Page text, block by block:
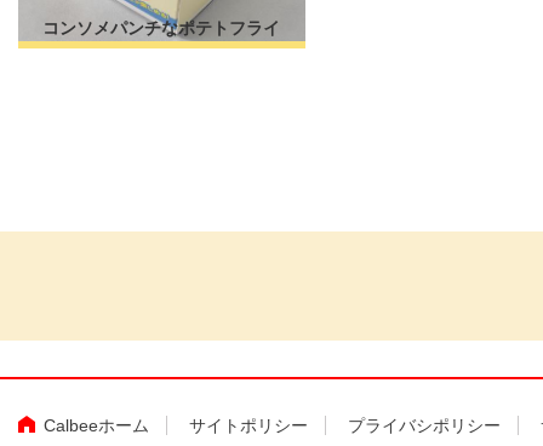
コンソメパンチなポテトフライ
Calbeeホーム サイトポリシー プライバシポリシー